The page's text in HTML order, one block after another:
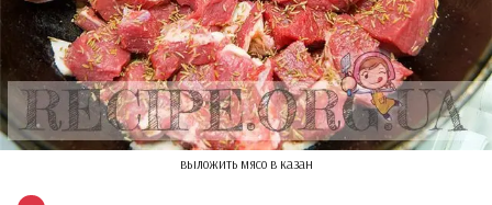
выложить мясо в казан